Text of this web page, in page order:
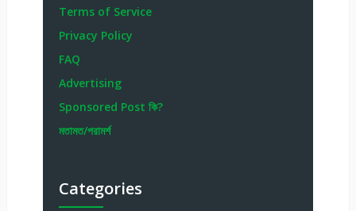
Terms of Service
Privacy Policy
FAQ
Advertising
Sponsored Post কি?
মতামত/পরামর্শ
Categories